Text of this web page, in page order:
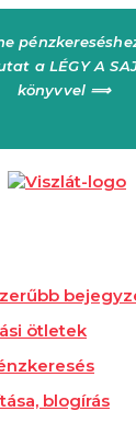
a LÉGY A
könyvvel ⟹
ötletek
blogírás